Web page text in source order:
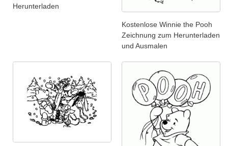
Herunterladen
Kostenlose Winnie the Pooh
Zeichnung zum Herunterladen
und Ausmalen